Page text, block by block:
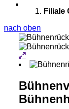
Filiale
nach oben